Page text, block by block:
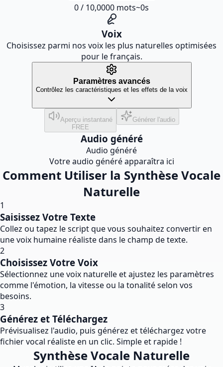
0/ 10,0000 mots~0s
Voix
Choisissez parmi nos voix les plus naturelles optimisées
pour le français.
Paramètres avancés
Contrôlez les caractéristiques et les effets de la voix
Aperçu instantané
FREE
Générer l'audio
Audio généré
Audio généré
Votre audio généré apparaîtra ici
Comment Utiliser la Synthèse Vocale
Naturelle
1
Saisissez Votre Texte
Collez ou tapez le script que vous souhaitez convertir en
une voix humaine réaliste dans le champ de texte.
2
Choisissez Votre Voix
Sélectionnez une voix naturelle et ajustez les paramètres
comme l'émotion, la vitesse ou la tonalité selon vos
besoins.
3
Générez et Téléchargez
Prévisualisez l'audio, puis générez et téléchargez votre
fichier vocal réaliste en un clic. Simple et rapide !
Synthèse Vocale Naturelle